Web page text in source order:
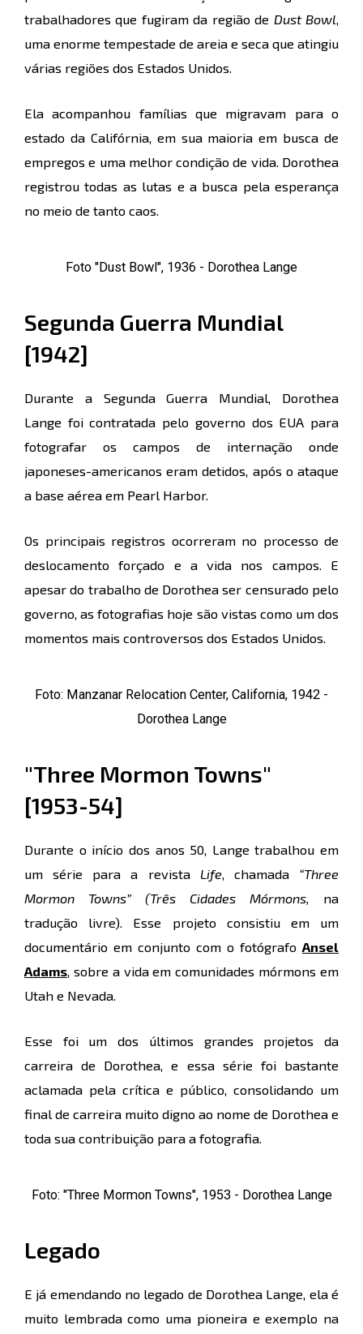
trabalhadores que fugiram da região de Dust Bowl,
uma enorme tempestade de areia e seca que atingiu
várias regiões dos Estados Unidos.
Ela acompanhou famílias que migravam para o
estado da Califórnia, em sua maioria em busca de
empregos e uma melhor condição de vida. Dorothea
registrou todas as lutas e a busca pela esperança
no meio de tanto caos.
Foto "Dust Bowl", 1936 - Dorothea Lange
Segunda Guerra Mundial
[1942]
Durante a Segunda Guerra Mundial, Dorothea
Lange foi contratada pelo governo dos EUA para
fotografar os campos de internação onde
japoneses-americanos eram detidos, após o ataque
a base aérea em Pearl Harbor.
Os principais registros ocorreram no processo de
deslocamento forçado e a vida nos campos. E
apesar do trabalho de Dorothea ser censurado pelo
governo, as fotografias hoje são vistas como um dos
momentos mais controversos dos Estados Unidos.
Foto: Manzanar Relocation Center, California, 1942 -
Dorothea Lange
"Three Mormon Towns"
[1953-54]
Durante o início dos anos 50, Lange trabalhou em
um série para a revista Life, chamada “Three
Mormon Towns” (Três Cidades Mórmons, na
tradução livre). Esse projeto consistiu em um
documentário em conjunto com o fotógrafo Ansel
Adams, sobre a vida em comunidades mórmons em
Utah e Nevada.
Esse foi um dos últimos grandes projetos da
carreira de Dorothea, e essa série foi bastante
aclamada pela crítica e público, consolidando um
final de carreira muito digno ao nome de Dorothea e
toda sua contribuição para a fotografia.
Foto: "Three Mormon Towns", 1953 - Dorothea Lange
Legado
E já emendando no legado de Dorothea Lange, ela é
muito lembrada como uma pioneira e exemplo na